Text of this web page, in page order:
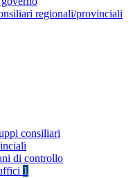
regionali/provinciali
consiliari
di controllo
1